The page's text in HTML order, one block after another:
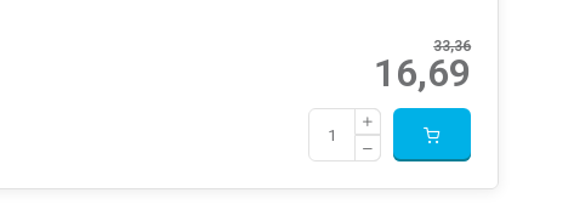
33,36
16,69